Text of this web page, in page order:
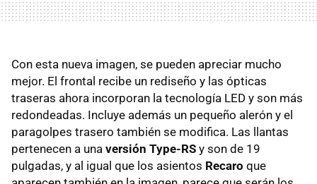
Con esta nueva imagen, se pueden apreciar mucho
mejor. El frontal recibe un rediseño y las ópticas
traseras ahora incorporan la tecnología LED y son más
redondeadas. Incluye además un pequeño alerón y el
paragolpes trasero también se modifica. Las llantas
pertenecen a una versión Type-RS y son de 19
pulgadas, y al igual que los asientos Recaro que